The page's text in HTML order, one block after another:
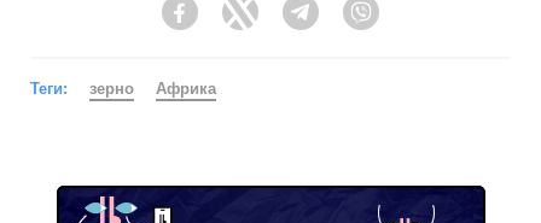
FacebookTwitter Telegram
Теги: зерно Африка